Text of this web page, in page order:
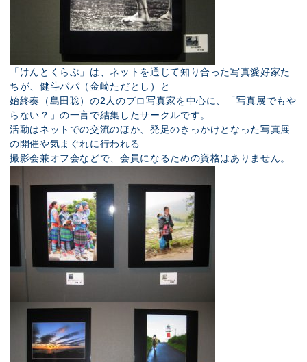
「けんとくらぶ」は、ネットを通じて知り合った写真愛好家た
ちが、健斗パパ（金崎ただとし）と
始終奏（島田聡）の2人のプロ写真家を中心に、「写真展でもや
らない？」の一言で結集したサークルです。
活動はネットでの交流のほか、発足のきっかけとなった写真展
の開催や気まぐれに行われる
撮影会兼オフ会などで、会員になるための資格はありません。